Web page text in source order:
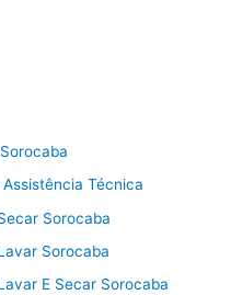
Técnica
Sorocaba
Sorocaba
E Secar Sorocaba